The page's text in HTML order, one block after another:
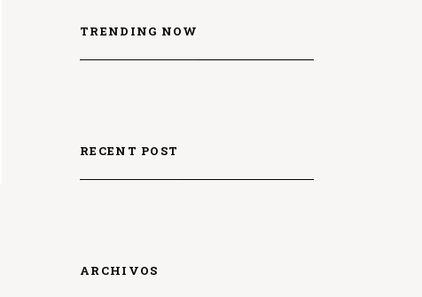
TRENDING NOW
RECENT POST
ARCHIVOS